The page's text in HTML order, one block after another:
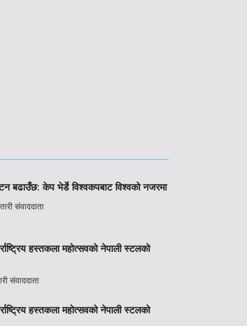
बढाउँछ: केप भेर्डे विश्वकपबाट विश्वको नजरमा
संवाददाता
हस्तकला महोत्सवको नेपाली स्टलको
संवाददाता
हस्तकला महोत्सवको नेपाली स्टलको